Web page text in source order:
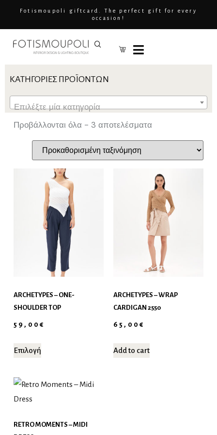
Fotismoupoli giftcard. The perfect gift for every
occasion!
ΚΑΤΗΓΟΡΊΕΣ ΠΡΟΪΌΝΤΩΝ
Επιλέξτε μία κατηγορία
Προβάλλονται όλα - 3 αποτελέσματα
ARCHETYPES – ONE-
SHOULDER TOP
59,00 €
Επιλογή
ARCHETYPES – WRAP
CARDIGAN 2550
65,00 €
Add to cart
RETRO MOMENTS – MIDI